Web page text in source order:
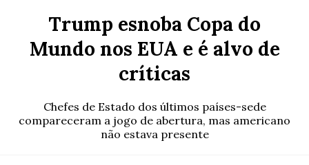
Trump esnoba Copa do
Mundo nos EUA e é alvo de
críticas
Chefes de Estado dos últimos países-sede
compareceram a jogo de abertura, mas americano
não estava presente